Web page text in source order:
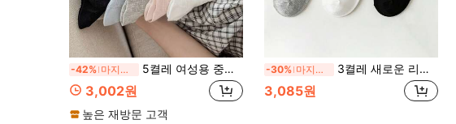
-42% 마지막 3일 5켤레 여성용 중목 양말, 사계절 착용 가능, 러플 엣지 페어리 양말, 개학 필수 화이트 학생 양말, 캐주얼 양말, 심플하고 편안함. (랜덤 발송)
3,002원
높은 재방문 고객
-30% 마지막 3일 3켤레 새로운 리본 레이스 트림 블랙 화이트 그레이 미드 카프 양말
3,085원